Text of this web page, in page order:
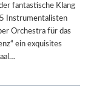
fantastische Klang
Instrumentalisten
Orchestra für das
ein exquisites